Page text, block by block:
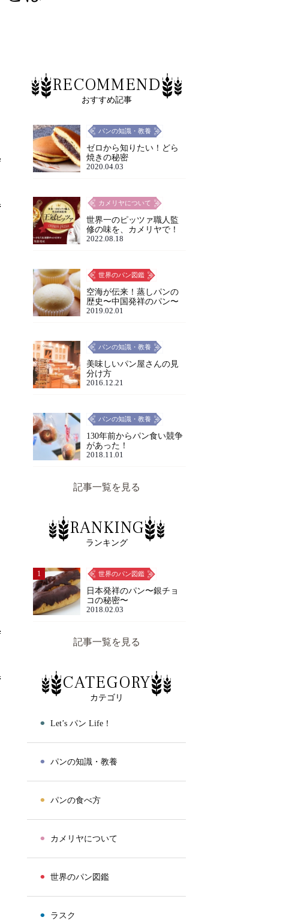
RECOMMEND
おすすめ記事
パンの知識・教養
ゼロから知りたい！どら
焼きの秘密
2020.04.03
カメリヤについて
世界一のピッツァ職人監
修の味を、カメリヤで！
2022.08.18
世界のパン図鑑
空海が伝来！蒸しパンの
歴史〜中国発祥のパン〜
2019.02.01
パンの知識・教養
美味しいパン屋さんの見
分け方
2016.12.21
パンの知識・教養
130年前からパン食い競争
があった！
2018.11.01
記事一覧を見る
RANKING
ランキング
1 世界のパン図鑑
日本発祥のパン〜銀チョ
コの秘密〜
2018.02.03
記事一覧を見る
CATEGORY
カテゴリ
⚫︎ Let’s パン Life！
⚫︎ パンの知識・教養
⚫︎ パンの食べ方
⚫︎ カメリヤについて
⚫︎ 世界のパン図鑑
⚫︎ ラスク